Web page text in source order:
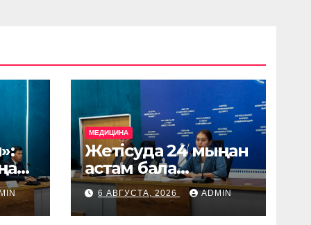
МЕДИЦИНА
Жетісуда 24 мыңнан
астам бала
жоспарлы екпе
алды
6 АВГУСТА, 2026 ADMIN